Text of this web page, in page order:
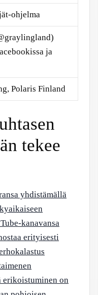
ohjelma
ja
Polaris Finland
tekee
yhdistämällä
kanavansa
erityisesti
erikoistuminen on